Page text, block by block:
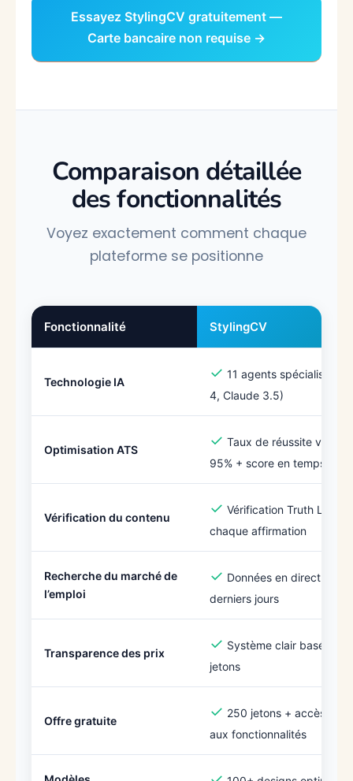
Essayez StylingCV gratuitement —
Carte bancaire non requise →
Comparaison détaillée
des fonctionnalités
Voyez exactement comment chaque
plateforme se positionne
Fonctionnalité StylingCV
Technologie IA ✓ 11 agents spécialisés
4, Claude 3.5)
Optimisation ATS ✓ Taux de réussite vérifié
95% + score en temps réel
Vérification du contenu ✓ Vérification Truth Loop™
chaque affirmation
Recherche du marché de
l’emploi
✓ Données en direct des 7
derniers jours
Transparence des prix ✓ Système clair basé sur
jetons
Offre gratuite ✓ 250 jetons + accès
aux fonctionnalités